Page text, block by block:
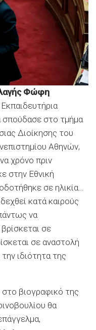
Φώφη
σπούδασε στο τμήμα
Διοίκησης του
Αθηνών,
χρόνο πριν
στην Εθνική
σε ηλικία…
κατά καιρούς
να
σε
σε αναστολή
ιδιότητα της
βιογραφικό της
θα